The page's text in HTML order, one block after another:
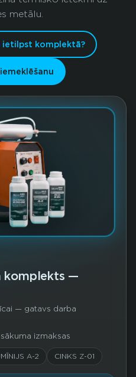
metālu.
ietilpst komplektā?
komplekts —
— gatavs darba
izmaksas
A-2 CINKS Z-01